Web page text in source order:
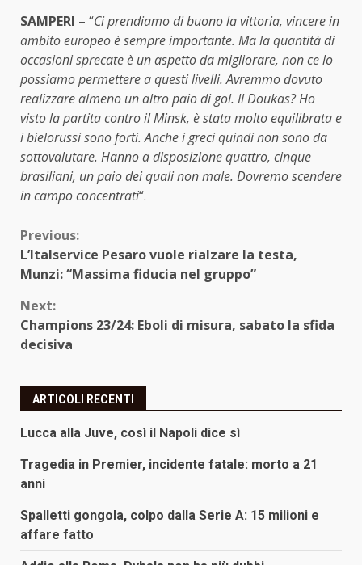
SAMPERI – “Ci prendiamo di buono la vittoria, vincere in
ambito europeo è sempre importante. Ma la quantità di
occasioni sprecate è un aspetto da migliorare, non ce lo
possiamo permettere a questi livelli. Avremmo dovuto
realizzare almeno un altro paio di gol. Il Doukas? Ho
visto la partita contro il Minsk, è stata molto equilibrata e
i bielorussi sono forti. Anche i greci quindi non sono da
sottovalutare. Hanno a disposizione quattro, cinque
brasiliani, un paio dei quali non male. Dovremo scendere
in campo concentrati“.
Continue
Reading
Previous:
L’Italservice Pesaro vuole rialzare la testa,
Munzi: “Massima fiducia nel gruppo”
Next:
Champions 23/24: Eboli di misura, sabato la sfida
decisiva
ARTICOLI RECENTI
Lucca alla Juve, così il Napoli dice sì
Tragedia in Premier, incidente fatale: morto a 21
anni
Spalletti gongola, colpo dalla Serie A: 15 milioni e
affare fatto